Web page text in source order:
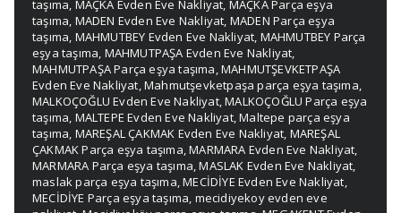
taşıma, MAÇKA Evden Eve Nakliyat, MAÇKA Parça eşya
taşıma, MADEN Evden Eve Nakliyat, MADEN Parça eşya
taşıma, MAHMUTBEY Evden Eve Nakliyat, MAHMUTBEY Parça
eşya taşıma, MAHMUTPAŞA Evden Eve Nakliyat,
MAHMUTPAŞA Parça eşya taşıma,MAHMUTŞEVKETPAŞA
Evden Eve Nakliyat,Mahmutşevketpaşa parça eşya taşıma,
MALKOÇOĞLU Evden Eve Nakliyat,MALKOÇOĞLU Parça eşya
taşıma, MALTEPE Evden Eve Nakliyat,Maltepe parça eşya
taşıma, MAREŞAL ÇAKMAK Evden Eve Nakliyat, MAREŞAL
ÇAKMAK Parça eşya taşıma,MARMARA Evden Eve Nakliyat,
MARMARA Parça eşya taşıma,MASLAK Evden Eve Nakliyat,
maslak parça eşya taşıma,MECİDİYE Evden Eve Nakliyat,
MECİDİYE Parça eşya taşıma, mecidiyekoy evden eve